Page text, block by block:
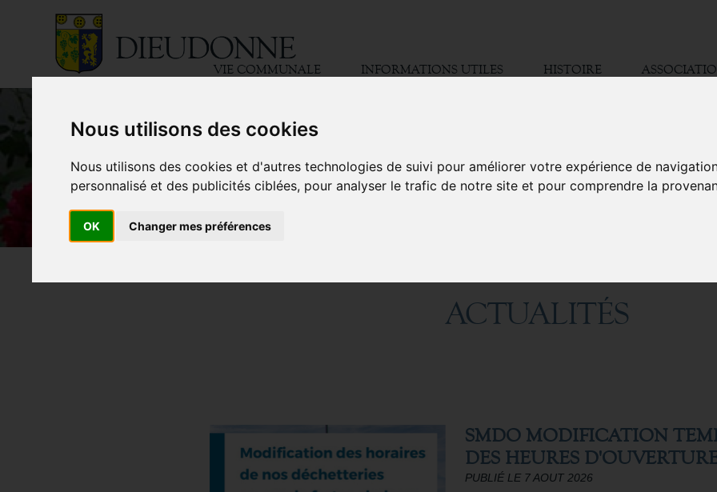
Nous utilisons des cookies
Nous utilisons des cookies et d'autres technologies de suivi pour améliorer votre expérience de
personnalisé et des publicités ciblées, pour analyser le trafic de notre site et pour comprendre la
OK Changer mes préférences
VIE COMMUNALE INFORMATIONS UTILES HISTOIRE
ACTUALITÉS
SMDO MODIFICATION
DES HEURES
PUBLIÉ LE 7 AOUT 2026